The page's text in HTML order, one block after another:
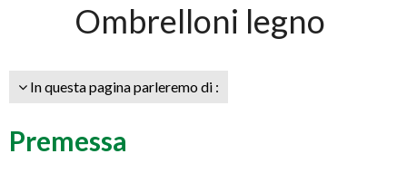
Ombrelloni legno
In questa pagina parleremo di :
Premessa